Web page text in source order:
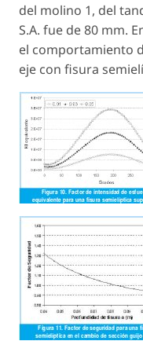
del molino 1, del
S.A. fue de 80 mm.
el comportamiento
eje con fisura